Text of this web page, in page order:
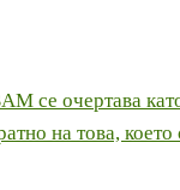
се очертава
на това,